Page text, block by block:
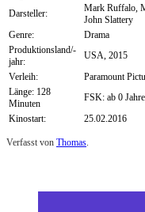
Darsteller:
Mark Ruffalo,
John Slattery
Genre:
Drama
Produktionsland/-
jahr:
USA, 2015
Verleih:
Paramount
Länge: 128
Minuten
FSK: ab 0
Kinostart:
25.02.2016
Verfasst von Thomas.